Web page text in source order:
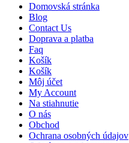
Domovská stránka
Blog
Contact Us
Doprava a platba
Faq
Košík
Košík
Môj účet
My Account
Na stiahnutie
O nás
Obchod
Ochrana osobných údajov